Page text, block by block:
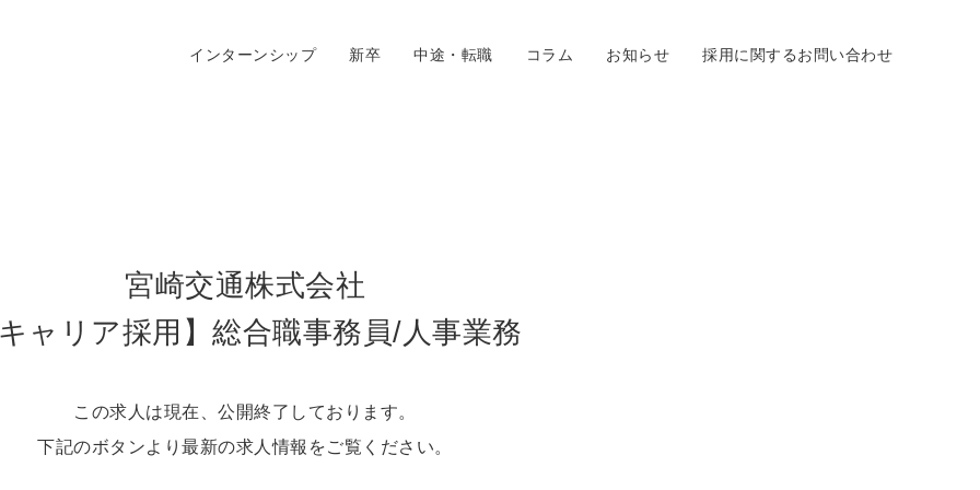
インターンシップ 新卒 中途・転職 コラム お知らせ 採用に関するお問い合わせ
宮崎交通株式会社
ャリア採用】総合職事務員/人事業務
この求人は現在、公開終了しております。
下記のボタンより最新の求人情報をご覧ください。